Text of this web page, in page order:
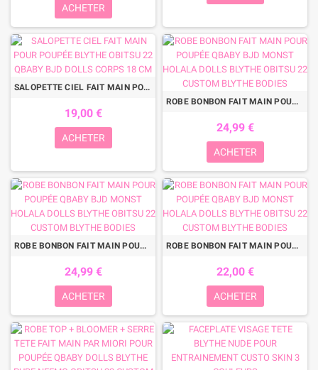
ACHETER
SALOPETTE CIEL FAIT MAIN POUR POUPÉE BLYTHE OBITSU 22 QBABY BJD DOLLS CORPS 18 CM
19,00 €
ACHETER
ROBE BONBON FAIT MAIN POUR POUPÉE QBABY BJD MONST HOLALA DOLLS BLYTHE OBITSU 22 CUSTOM BLYTHE BODIES
24,99 €
ACHETER
ROBE BONBON FAIT MAIN POUR POUPÉE QBABY BJD MONST HOLALA DOLLS BLYTHE OBITSU 22 CUSTOM BLYTHE BODIES
24,99 €
ACHETER
ROBE BONBON FAIT MAIN POUR POUPÉE QBABY BJD MONST HOLALA DOLLS BLYTHE OBITSU 22 CUSTOM BLYTHE BODIES
22,00 €
ACHETER